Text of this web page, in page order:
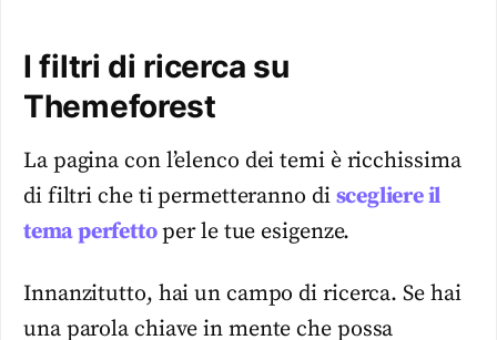
I filtri di ricerca su
Themeforest
La pagina con l’elenco dei temi è ricchissima
di filtri che ti permetteranno di scegliere il
tema perfettoper le tue esigenze.
Innanzitutto, hai un campo di ricerca. Se hai
una parola chiave in mente che possa